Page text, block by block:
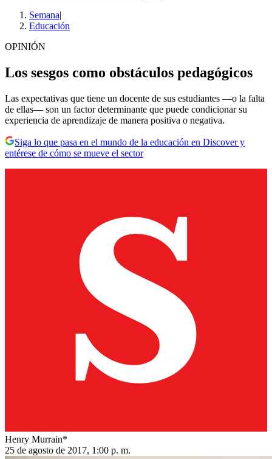
Semana|
Educación
OPINIÓN
Los sesgos como obstáculos pedagógicos
Las expectativas que tiene un docente de sus estudiantes —o la falta
de ellas— son un factor determinante que puede condicionar su
experiencia de aprendizaje de manera positiva o negativa.
Siga lo que pasa en el mundo de la educación en Discover y
entérese de cómo se mueve el sector
Henry Murrain*
25 de agosto de 2017, 1:00 p. m.